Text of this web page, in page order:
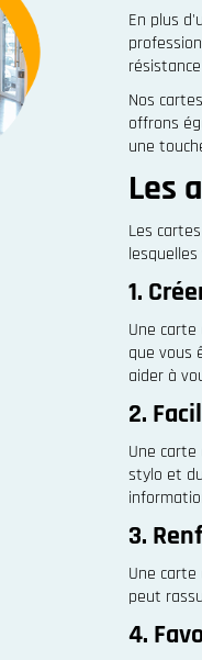
En plus
Nos
offrons
une
Les
Les
1.
Une
que vous
aider à
2.
Une
stylo et
3.
Une
peut
4.